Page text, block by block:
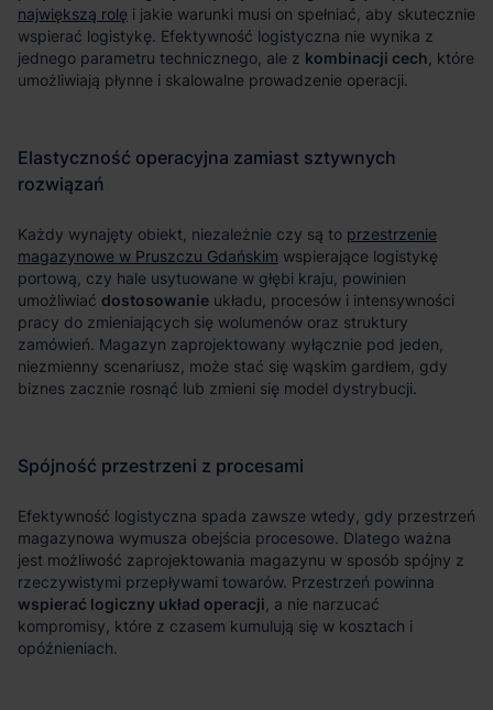
największą rolę
kombinacji cech
przestrzenie
magazynowe w Pruszczu Gdańskim
dostosowanie
wspierać logiczny układ operacji